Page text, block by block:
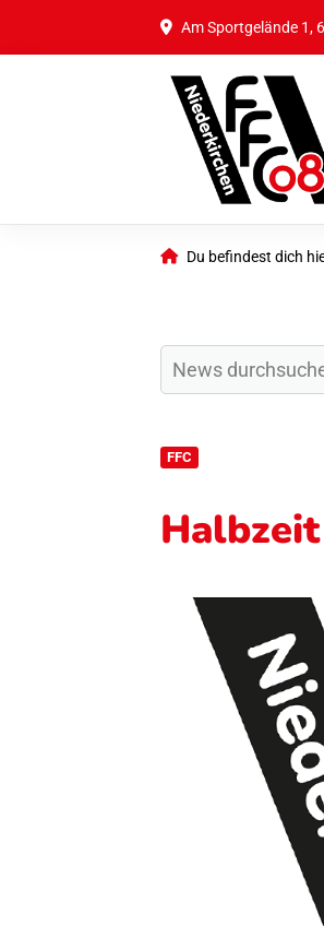
Am Sportgelände 1,
Du befindest dich
FFC